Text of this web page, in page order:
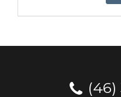
(46)